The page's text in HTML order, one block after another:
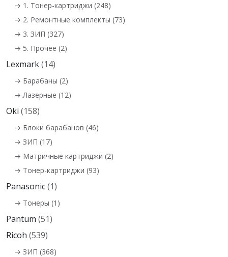
→ 1. Тонер-картриджи (248)
→ 2. Ремонтные комплекты (73)
→ 3. ЗИП (327)
→ 5. Прочее (2)
Lexmark(14)
→ Барабаны (2)
→ Лазерные (12)
Oki (158)
→ Блоки барабанов (46)
→ ЗИП (17)
→ Матричные картриджи (2)
→ Тонер-картриджи (93)
Panasonic(1)
→ Тонеры (1)
Pantum (51)
Ricoh (539)
→ ЗИП (368)